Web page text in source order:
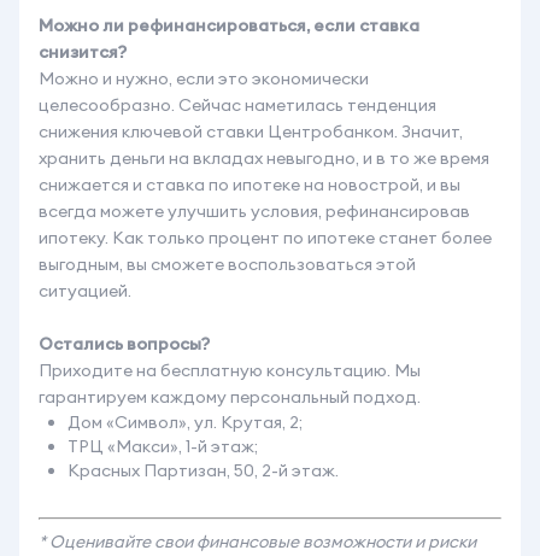
Можно ли рефинансироваться, если ставка
снизится?
Можно и нужно, если это экономически
целесообразно. Сейчас наметилась тенденция
снижения ключевой ставки Центробанком. Значит,
хранить деньги на вкладах невыгодно, и в то же время
снижается и ставка по ипотеке на новострой, и вы
всегда можете улучшить условия, рефинансировав
ипотеку. Как только процент по ипотеке станет более
выгодным, вы сможете воспользоваться этой
ситуацией.
Остались вопросы?
Приходите на бесплатную консультацию. Мы
гарантируем каждому персональный подход.
Дом «Символ», ул. Крутая, 2;
ТРЦ «Макси», 1-й этаж;
Красных Партизан, 50, 2-й этаж.
* Оценивайте свои финансовые возможности и риски